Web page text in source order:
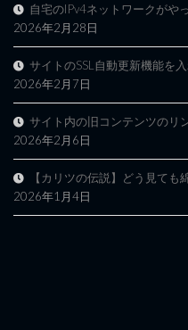
自宅のIPv4ネットワークがや
2026年2月28日
サイトのSSL自動更新機能を
2026年2月7日
サイト内の旧コンテンツのリ
2026年2月6日
【カリツの伝説】どう見て
2026年1月4日